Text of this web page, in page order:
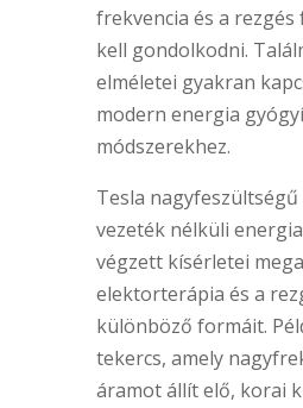
frekvencia és a
kell gondolkodni.
elméletei gyakran
modern energia
módszerekhez.
Tesla
vezeték nélküli
végzett kísérletei
elektorterápia és a
különböző formáit.
tekercs, amely
áramot állít elő, korai